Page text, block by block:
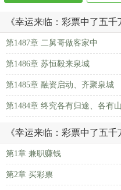
《幸运来临：彩票中了五
第1487章 二舅哥做客家中
第1486章 苏恒毅来泉城
第1485章 融资启动、齐聚泉城
第1484章 终究各有归途、各有
《幸运来临：彩票中了五千
第1章 兼职赚钱
第2章 买彩票